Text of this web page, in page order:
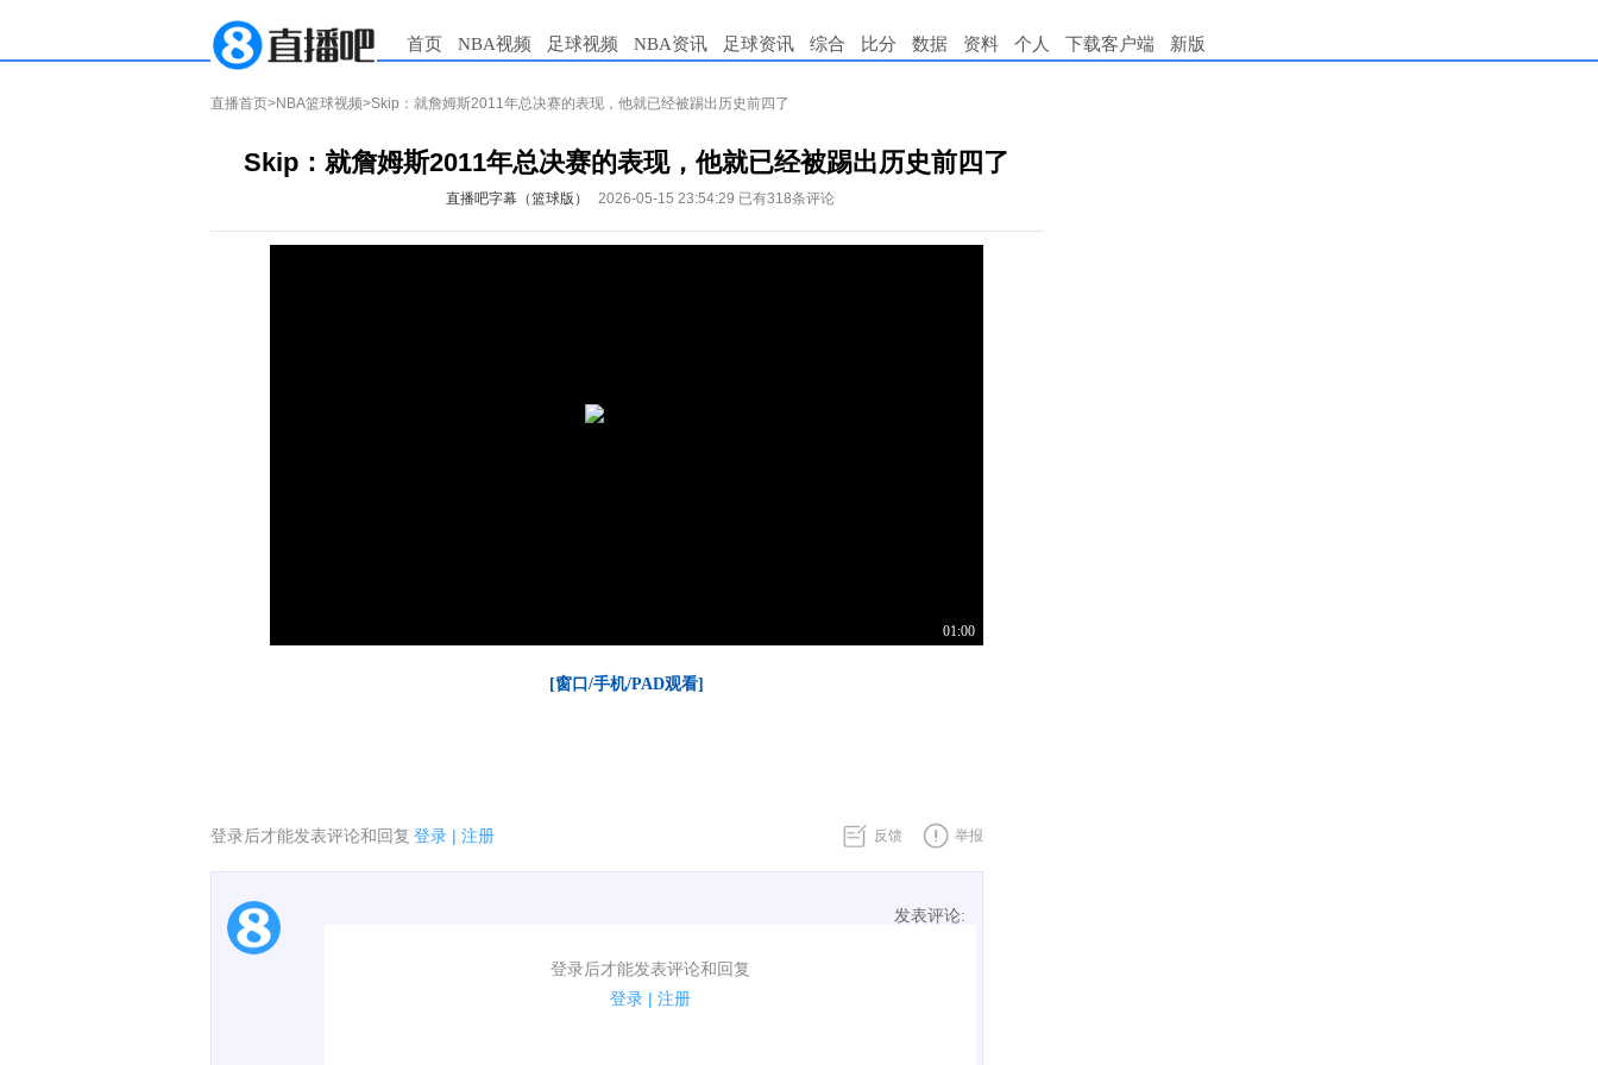
首页 NBA视频 足球视频 NBA资讯 足球资讯 综合 比分 数据 资料 个人 下载客户端 新版
直播首页>NBA篮球视频>Skip：就詹姆斯2011年总决赛的表现，他就已经被踢出历史前四了
Skip：就詹姆斯2011年总决赛的表现，他就已经被踢出历史前四了
直播吧字幕（篮球版） 2026-05-15 23:54:29 已有318条评论
01:00
[窗口/手机/PAD观看]
登录后才能发表评论和回复 登录 | 注册 反馈 举报
发表评论:
登录后才能发表评论和回复
登录 | 注册
1.电脑端新用户可以发表评论了！